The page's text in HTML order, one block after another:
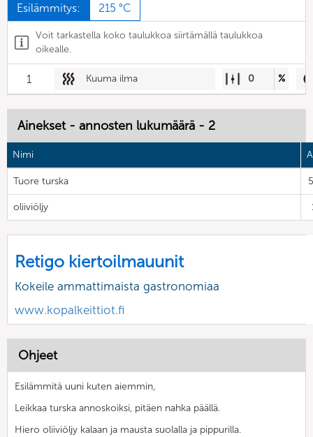
Esilämmitys: 215 °C
Voit tarkastella koko taulukkoa siirtämällä taulukkoa
oikealle.
1 Kuuma ilma 0 %
Ainekset - annosten lukumäärä - 2
Nimi
Tuore turska
oliiviöljy
Retigo kiertoilmauunit
Kokeile ammattimaista gastronomiaa
www.kopalkeittiot.fi
Ohjeet
Esilämmitä uuni kuten aiemmin,
Leikkaa turska annoskoiksi, pitäen nahka päällä.
Hiero oliiviöljy kalaan ja mausta suolalla ja pippurilla.